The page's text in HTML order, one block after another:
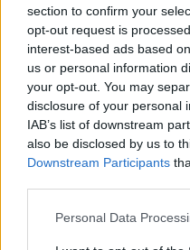
section to confirm your
opt-out request is
interest-based ads based
us or personal information
your opt-out. You may
disclosure of your personal
IAB’s list of downstream
also be disclosed by us to
Downstream Participants
Personal Data